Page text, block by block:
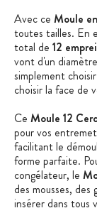
Avec ce Moule
toutes tailles. En
total de 12
vont d'un diamètre
simplement
choisir la face de
Ce Moule 12
pour vos
facilitant le
forme parfaite.
congélateur, le
des mousses,
insérer dans tous